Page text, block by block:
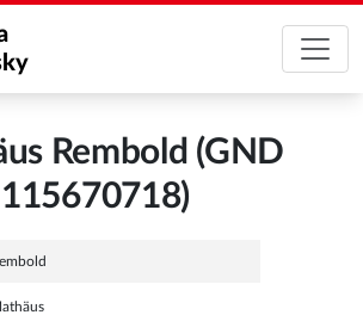
Rembold (GND
115670718)